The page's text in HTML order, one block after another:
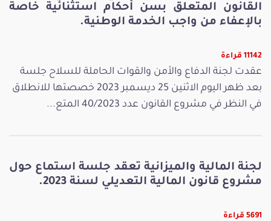
القانون المتعلق بسن أحكام استثنائية خاصة
بالإعفاء من واجب الخدمة الوطنية.
11142 قراءة
عقدت لجنة الدفاع والأمن والقوات الحاملة للسلاح جلسة
بعد ظهر اليوم الاثنين 25 ديسمبر 2023 خصصتها للانطلاق
في النظر في مشروع القانون عدد 40/2023 المتع...
لجنة المالية والميزانية تعقد جلسة استماع حول
مشروع قانون المالية التعديلي لسنة 2023.
5691 قراءة